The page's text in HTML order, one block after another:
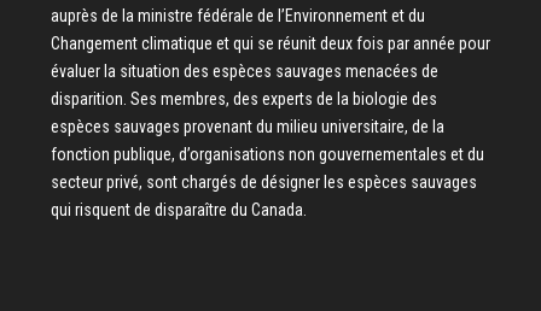
auprès de la ministre fédérale de l’Environnement et du
Changement climatique et qui se réunit deux fois par année pour
évaluer la situation des espèces sauvages menacées de
disparition. Ses membres, des experts de la biologie des
espèces sauvages provenant du milieu universitaire, de la
fonction publique, d’organisations non gouvernementales et du
secteur privé, sont chargés de désigner les espèces sauvages
qui risquent de disparaître du Canada.